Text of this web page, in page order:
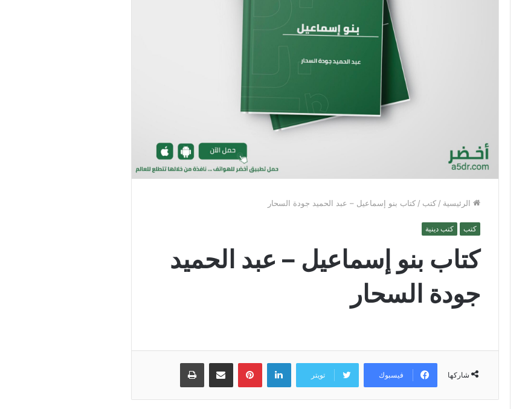
الرئيسية / كتب / كتاب بنو إسماعيل – عبد الحميد جودة السحار
كتب كتب دينية
كتاب بنو إسماعيل – عبد الحميد
جودة السحار
شاركها فيسبوك تويتر
لينكدإن بينتيريستمشاركة عبر البريد طباعة